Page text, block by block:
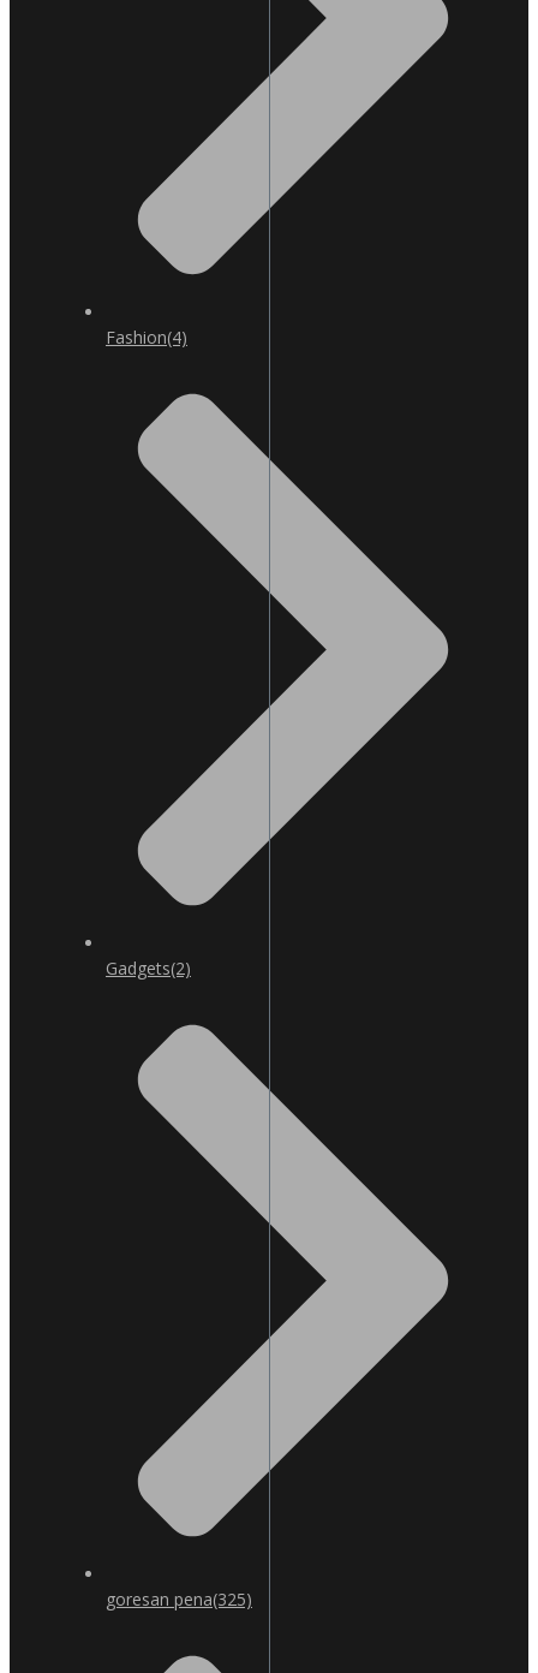
Fashion(4)
Gadgets(2)
goresan pena(325)